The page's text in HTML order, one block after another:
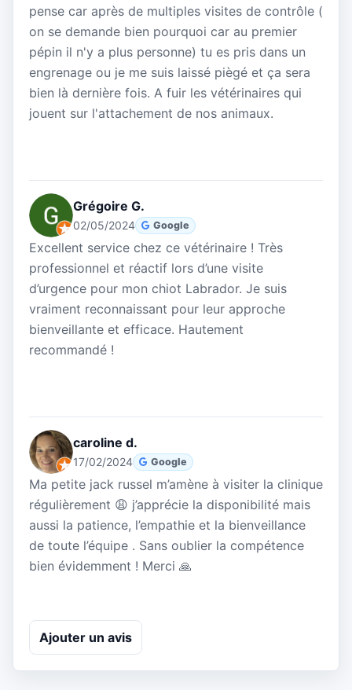
pense car après de multiples visites de contrôle (
on se demande bien pourquoi car au premier
pépin il n'y a plus personne) tu es pris dans un
engrenage ou je me suis laissé piègé et ça sera
bien là dernière fois. A fuir les vétérinaires qui
jouent sur l'attachement de nos animaux.
Grégoire G.
02/05/2024 Google
Excellent service chez ce vétérinaire ! Très
professionnel et réactif lors d’une visite
d’urgence pour mon chiot Labrador. Je suis
vraiment reconnaissant pour leur approche
bienveillante et efficace. Hautement
recommandé !
caroline d.
17/02/2024 Google
Ma petite jack russel m’amène à visiter la clinique
régulièrement 😩 j’apprécie la disponibilité mais
aussi la patience, l’empathie et la bienveillance
de toute l’équipe . Sans oublier la compétence
bien évidemment ! Merci 🙏
Ajouter un avis